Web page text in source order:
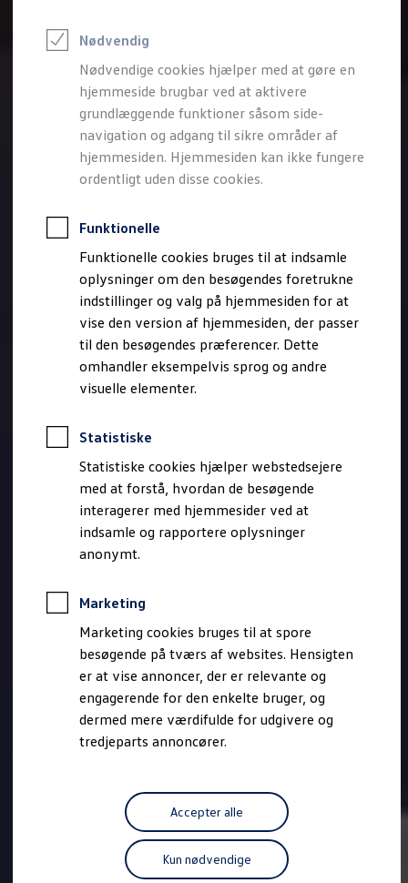
Nødvendig
Nødvendige cookies hjælper med at gøre en
hjemmeside brugbar ved at aktivere
grundlæggende funktioner såsom side-
navigation og adgang til sikre områder af
hjemmesiden. Hjemmesiden kan ikke fungere
ordentligt uden disse cookies.
Funktionelle
Funktionelle cookies bruges til at indsamle
oplysninger om den besøgendes foretrukne
indstillinger og valg på hjemmesiden for at
vise den version af hjemmesiden, der passer
til den besøgendes præferencer. Dette
omhandler eksempelvis sprog og andre
visuelle elementer.
Statistiske
Statistiske cookies hjælper webstedsejere
med at forstå, hvordan de besøgende
interagerer med hjemmesider ved at
indsamle og rapportere oplysninger
anonymt.
Marketing
Marketing cookies bruges til at spore
besøgende på tværs af websites. Hensigten
er at vise annoncer, der er relevante og
engagerende for den enkelte bruger, og
dermed mere værdifulde for udgivere og
tredjeparts annoncører.
Accepter alle
Kun nødvendige
Lær din ID. at kende
Varmepumpe
Energieffektivitet
Teaser Battery Regulation
Software og konnektivitet
ID. Software 6.0
ID.- softwareversioner og opdateringer
Grænseflader til din ID.
Køb og leasing
Lagerbiler til hurtig levering
Book en prøvetur
Bestil et tilbud
Brugte biler
Pendlerleasing
Budgetberegner
Firmabil
Vejen til en ny Volkswagen
Online Privatleasing
Finansiering og forsikring
Volkswagen Forsikring
Volkswagen Finansiering
Ejere og services
Book tid på værkstedet
Service
Serviceabonnementer
Service 5+
Service på elbiler
Prismatch
Fordele ved autoriseret værksted
Brugbar information
Servicefordele
Digitale ekstrafunktioner
Se tjenesterne til din model
Volkswagen-apps, login og shop
Forbind mobiltelefonen med bilen
Opdateringer til software, kort og radio
Fleet Interface Data
MinVolkswagen
Digital instruktionsbog
Tilbehør
Fordele ved at vælge autoriseret værksted til din
Om Volkswagen
Nyheder
Tilmeld nyhedsbrev
Pressemeddelser
Kalenderbillede